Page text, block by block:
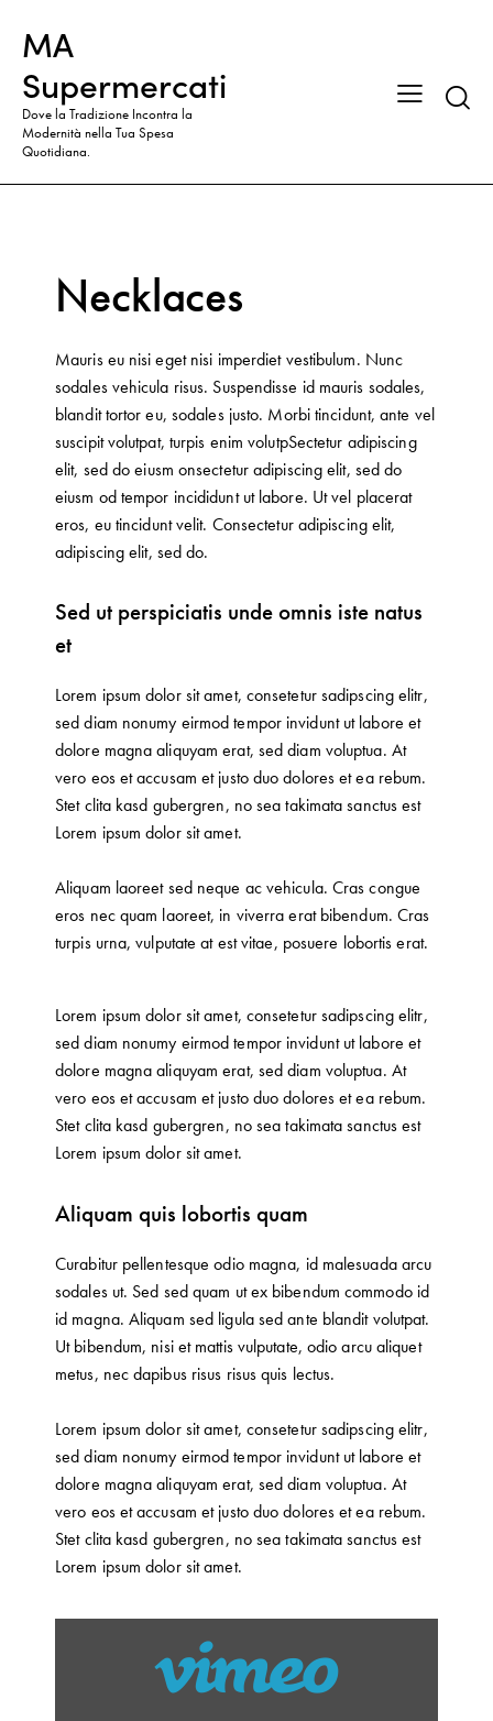
MA
Supermercati
Dove la Tradizione Incontra la
Modernità nella Tua Spesa
Quotidiana.
Necklaces
Mauris eu nisi eget nisi imperdiet vestibulum. Nunc
sodales vehicula risus. Suspendisse id mauris sodales,
blandit tortor eu, sodales justo. Morbi tincidunt, ante vel
suscipit volutpat, turpis enim volutpSectetur adipiscing
elit, sed do eiusm onsectetur adipiscing elit, sed do
eiusm od tempor incididunt ut labore. Ut vel placerat
eros, eu tincidunt velit. Consectetur adipiscing elit,
adipiscing elit, sed do.
Sed ut perspiciatis unde omnis iste natus
et
Lorem ipsum dolor sit amet, consetetur sadipscing elitr,
sed diam nonumy eirmod tempor invidunt ut labore et
dolore magna aliquyam erat, sed diam voluptua. At
vero eos et accusam et justo duo dolores et ea rebum.
Stet clita kasd gubergren, no sea takimata sanctus est
Lorem ipsum dolor sit amet.
Aliquam laoreet sed neque ac vehicula. Cras congue
eros nec quam laoreet, in viverra erat bibendum. Cras
turpis urna, vulputate at est vitae, posuere lobortis erat.
Lorem ipsum dolor sit amet, consetetur sadipscing elitr,
sed diam nonumy eirmod tempor invidunt ut labore et
dolore magna aliquyam erat, sed diam voluptua. At
vero eos et accusam et justo duo dolores et ea rebum.
Stet clita kasd gubergren, no sea takimata sanctus est
Lorem ipsum dolor sit amet.
Aliquam quis lobortis quam
Curabitur pellentesque odio magna, id malesuada arcu
sodales ut. Sed sed quam ut ex bibendum commodo id
id magna. Aliquam sed ligula sed ante blandit volutpat.
Ut bibendum, nisi et mattis vulputate, odio arcu aliquet
metus, nec dapibus risus risus quis lectus.
Lorem ipsum dolor sit amet, consetetur sadipscing elitr,
sed diam nonumy eirmod tempor invidunt ut labore et
dolore magna aliquyam erat, sed diam voluptua. At
vero eos et accusam et justo duo dolores et ea rebum.
Stet clita kasd gubergren, no sea takimata sanctus est
Lorem ipsum dolor sit amet.